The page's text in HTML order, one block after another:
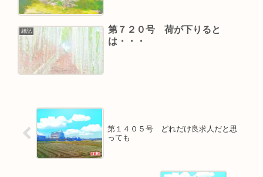
雑記
第７２０号 荷が下りると
は・・・
第１４０５号 どれだけ良求人だと思
っても